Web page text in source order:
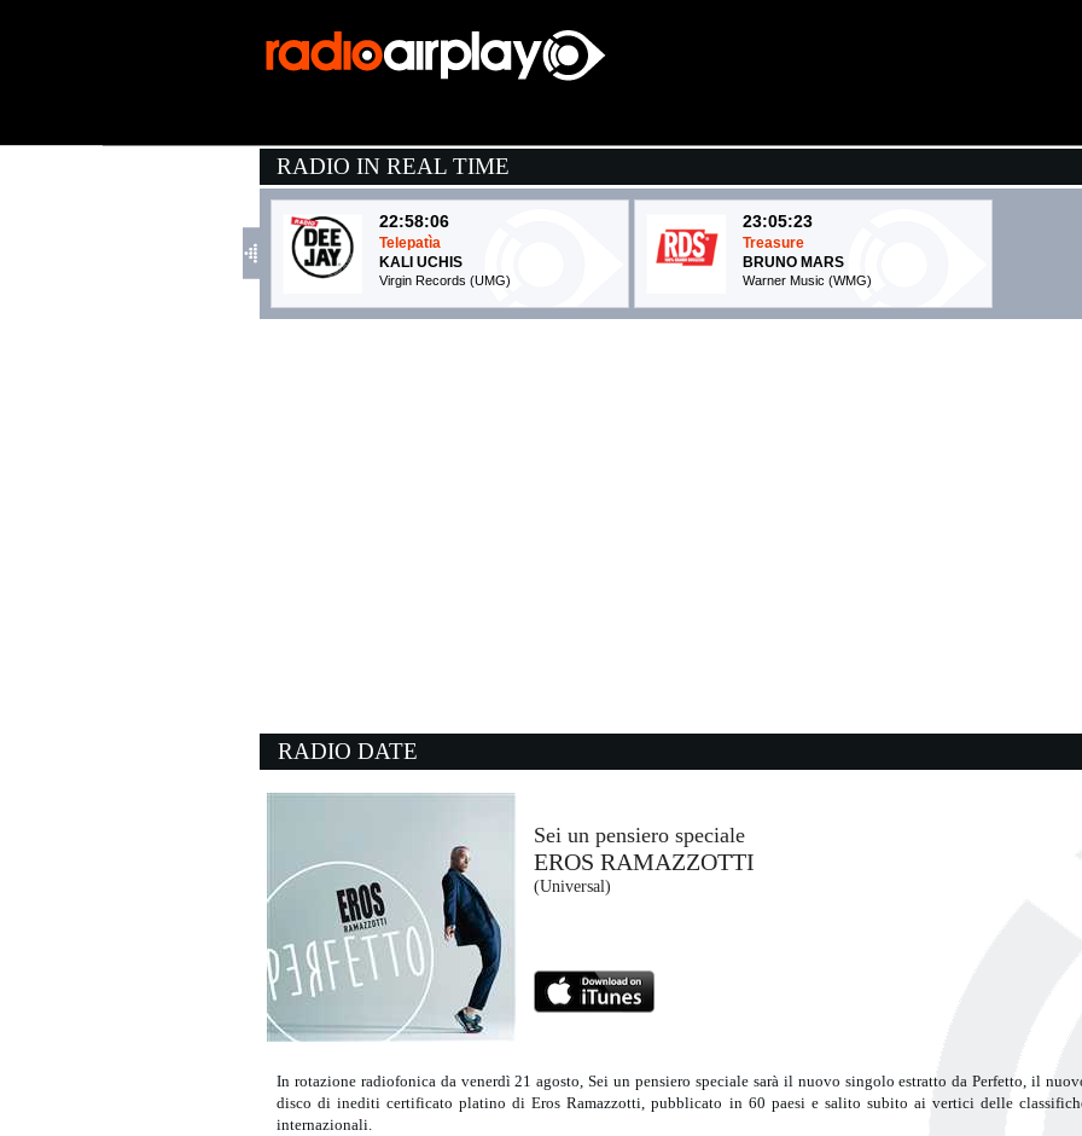
RADIO IN REAL TIME
22:58:06
Telepatìa
KALI UCHIS
Virgin Records (UMG)
23:05:23
Treasure
BRUNO MARS
Warner Music (WMG)
23:06:45
22:59:43
Far l'amore
BOB SINCLAR & RAFFAELLA...
Universal Music (UMG)
23:02:43
RADIO DATE
Sei un pensiero speciale
EROS RAMAZZOTTI
(Universal)
In rotazione radiofonica da venerdì 21 agosto, Sei un pensiero speciale sarà il nuovo singolo estratto da Perfetto, il
disco di inediti certificato platino di Eros Ramazzotti, pubblicato in 60 paesi e salito subito ai vertici delle
internazionali.